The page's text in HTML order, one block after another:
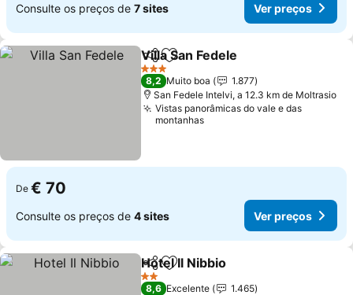
Consulte os preços de 7 sites Ver preços
PartilharAdicionar aos favoritos
Villa San Fedele
3 Estrelas
8,2 Muito boa
1.877
San Fedele Intelvi, a 12.3 km de Moltrasio
Vistas panorâmicas do vale e das
montanhas
De € 70
Consulte os preços de 4 sites Ver preços
PartilharAdicionar aos favoritos
Hotel Il Nibbio
2 Estrelas
8,6 Excelente
1.465